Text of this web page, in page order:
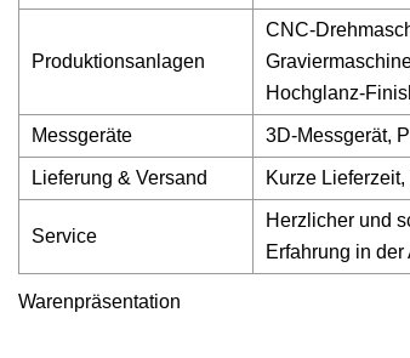
Produktionsanlagen
CNC-
Hochglanz-
Messgeräte 3D-Messgerät,
Lieferung & Versand Kurze
Service
Herzlicher und
Erfahrung in
Warenpräsentation